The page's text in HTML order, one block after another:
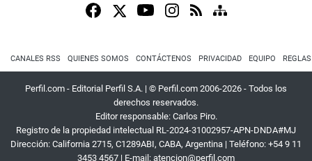
CANALES RSS QUIENES SOMOS CONTÁCTENOS PRIVACIDAD EQUIPO
Perfil.com - Editorial Perfil S.A. | © Perfil.com 2006-2026 - Todos los
derechos reservados.
Editor responsable: Carlos Piro.
Registro de la propiedad intelectual RL-2024-31002957-APN-DNDA#MJ
Dirección: California 2715, C1289ABI, CABA, Argentina | Teléfono: +54 9 11
3453 4567 | E-mail: atencion@perfil.com